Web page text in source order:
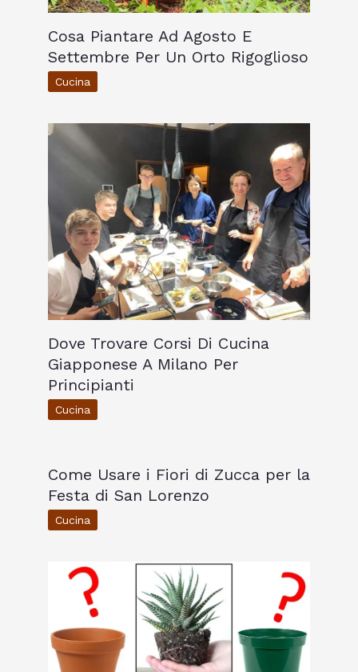
Cosa Piantare Ad Agosto E
Settembre Per Un Orto Rigoglioso
Cucina
Dove Trovare Corsi Di Cucina
Giapponese A Milano Per
Principianti
Cucina
Come Usare i Fiori di Zucca per la
Festa di San Lorenzo
Cucina